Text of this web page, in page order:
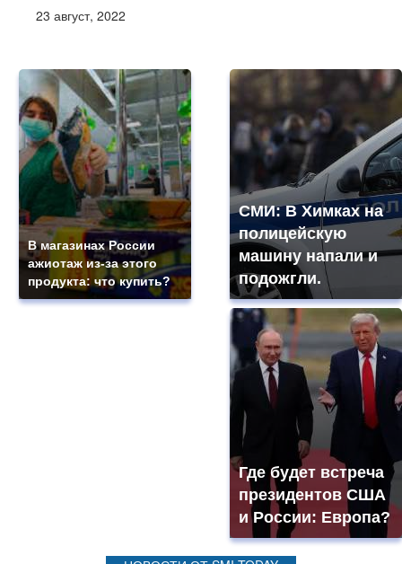
23 август, 2022
В магазинах России
ажиотаж из-за этого
продукта: что купить?
СМИ: В Химках на
полицейскую
машину напали и
подожгли.
Где будет встреча
президентов США
и России: Европа?